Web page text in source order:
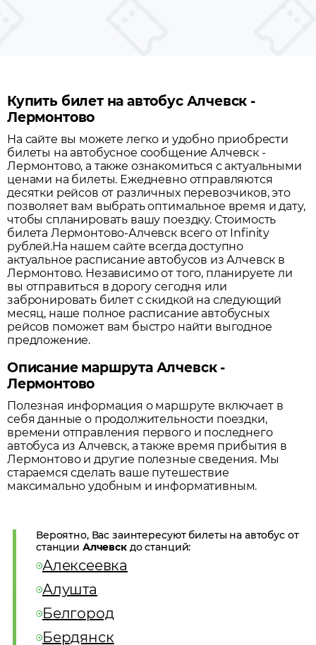
Купить билет на автобус Алчевск -
Лермонтово
На сайте вы можете легко и удобно приобрести
билеты на автобусное сообщениеАлчевск-
Лермонтово, а также ознакомиться с актуальными
ценами на билеты. Ежедневно отправляются
десятки рейсов от различных перевозчиков, это
позволяет вам выбрать оптимальное время и дату,
чтобы спланировать вашу поездку. Стоимость
билета Лермонтово-Алчевск всего от Infinity
рублей.На нашем сайте всегда доступно
актуальное расписание автобусов изАлчевск в
Лермонтово. Независимо от того, планируете ли
вы отправиться в дорогу сегодня или
забронировать билет с скидкой на следующий
месяц, наше полное расписание автобусных
рейсов поможет вам быстро найти выгодное
предложение.
Описание маршрута Алчевск -
Лермонтово
Полезная информация о маршруте включает в
себя данные о продолжительности поездки,
времени отправления первого и последнего
автобуса изАлчевск, а также время прибытия в
Лермонтовои другие полезные сведения. Мы
стараемся сделать ваше путешествие
максимально удобным и информативным.
Вероятно, Вас заинтересуют билеты на автобус от
станции Алчевскдо станций:
Алексеевка
Алушта
Белгород
Бердянск